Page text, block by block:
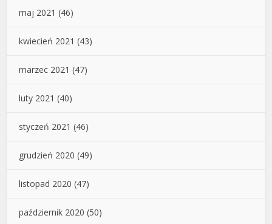
maj 2021 (46)
kwiecień 2021 (43)
marzec 2021 (47)
luty 2021 (40)
styczeń 2021 (46)
grudzień 2020 (49)
listopad 2020 (47)
październik 2020 (50)